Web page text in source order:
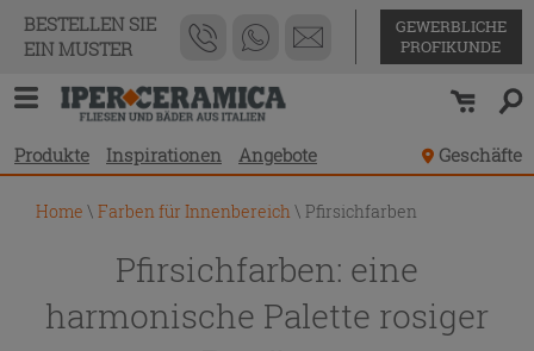
BESTELLEN SIE
EIN MUSTER
GEWERBLICHE
PROFIKUNDE
Produkte Inspirationen Angebote Geschäfte
Home \ Farben für Innenbereich\ Pfirsichfarben
Pfirsichfarben: eine
harmonische Palette rosiger